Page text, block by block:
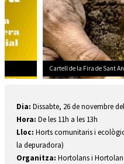
Cartell de la Fira de Sant Andreu 2022
Dia: Dissabte, 26 de novembre
Hora: De les 11h a les 13h
Lloc: Horts comunitaris i
la depuradora)
Organitza: Hortolans i